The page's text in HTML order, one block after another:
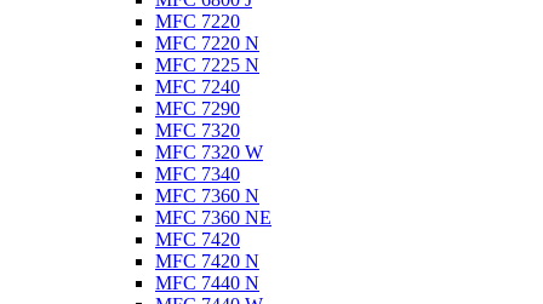
MFC 7220
MFC 7220 N
MFC 7225 N
MFC 7240
MFC 7290
MFC 7320
MFC 7320 W
MFC 7340
MFC 7360 N
MFC 7360 NE
MFC 7420
MFC 7420 N
MFC 7440 N